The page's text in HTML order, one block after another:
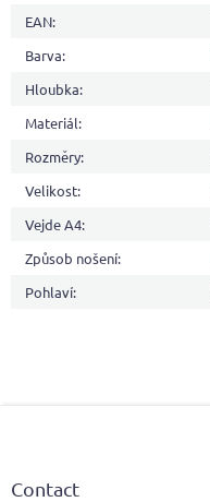
EAN:
Barva:
Hloubka:
Materiál:
Rozměry:
Velikost:
Vejde A4:
Způsob nošení:
Pohlaví:
Contact